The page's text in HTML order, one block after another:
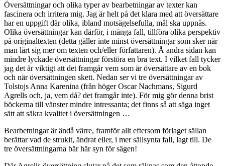
Översättningar och olika typer av bearbetningar av texter kan
fascinera och irritera mig. Jag är helt på det klara med att översättare
har en uppgift där olika, ibland motsägelsefulla, mål ska uppnås.
Olika översättningar kan därför, i många fall, tillföra olika perspektiv
på originaltexten (detta gäller inte minst översättningar som sker när
man lärt sig mer om texten och/eller författaren). Å andra sidan kan
mindre lyckade översättningar förstöra en bra text. I vilket fall tycker
jag det är viktigt att det framgår vem som är översättare av en bok
och när översättningen skett. Nedan ser vi tre översättningar av
Tolstojs Anna Karenina (från höger Oscar Nachmans, Sigurd
Agrells och, ja, vem då? det framgår inte). För mig gör denna brist
böckerna till vänster mindre intressanta; det finns så att säga inget
sätt att säkra kvalitet i översättningen …
Bearbetningar är ändå värre, framför allt eftersom förlaget sällan
berättar vad de strukit, ändrat eller, i mer sällsynta fall, lagt till. De
tre översättningarna bär här syn för sägen!